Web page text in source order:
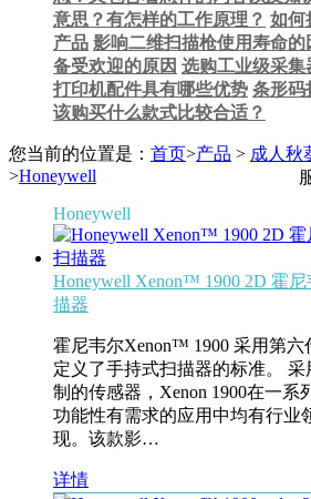
意思？有怎样的工作原理？ 如何
产品 影响二维扫描枪使用寿命的
备受欢迎的原因 选购工业级采
打印机配件具有哪些优势 条形码
该购买什么款式比较合适？
您当前的位置是： 首页>产品 > 成人秋
>Honeywell
Honeywell
Honeywell Xenon™ 1900 2D 霍
描器
霍尼韦尔Xenon™ 1900 采用第六
定义了手持式扫描器的标准。
制的传感器，Xenon 1900在一
功能性有需求的应用中均有行业
现。该款影…
详情